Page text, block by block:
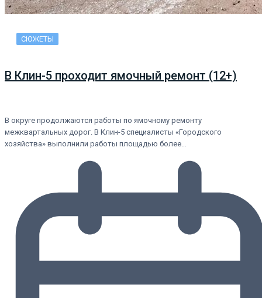
СЮЖЕТЫ
В Клин-5 проходит ямочный ремонт (12+)
В округе продолжаются работы по ямочному ремонту
межквартальных дорог. В Клин-5 специалисты «Городского
хозяйства» выполнили работы площадью более…